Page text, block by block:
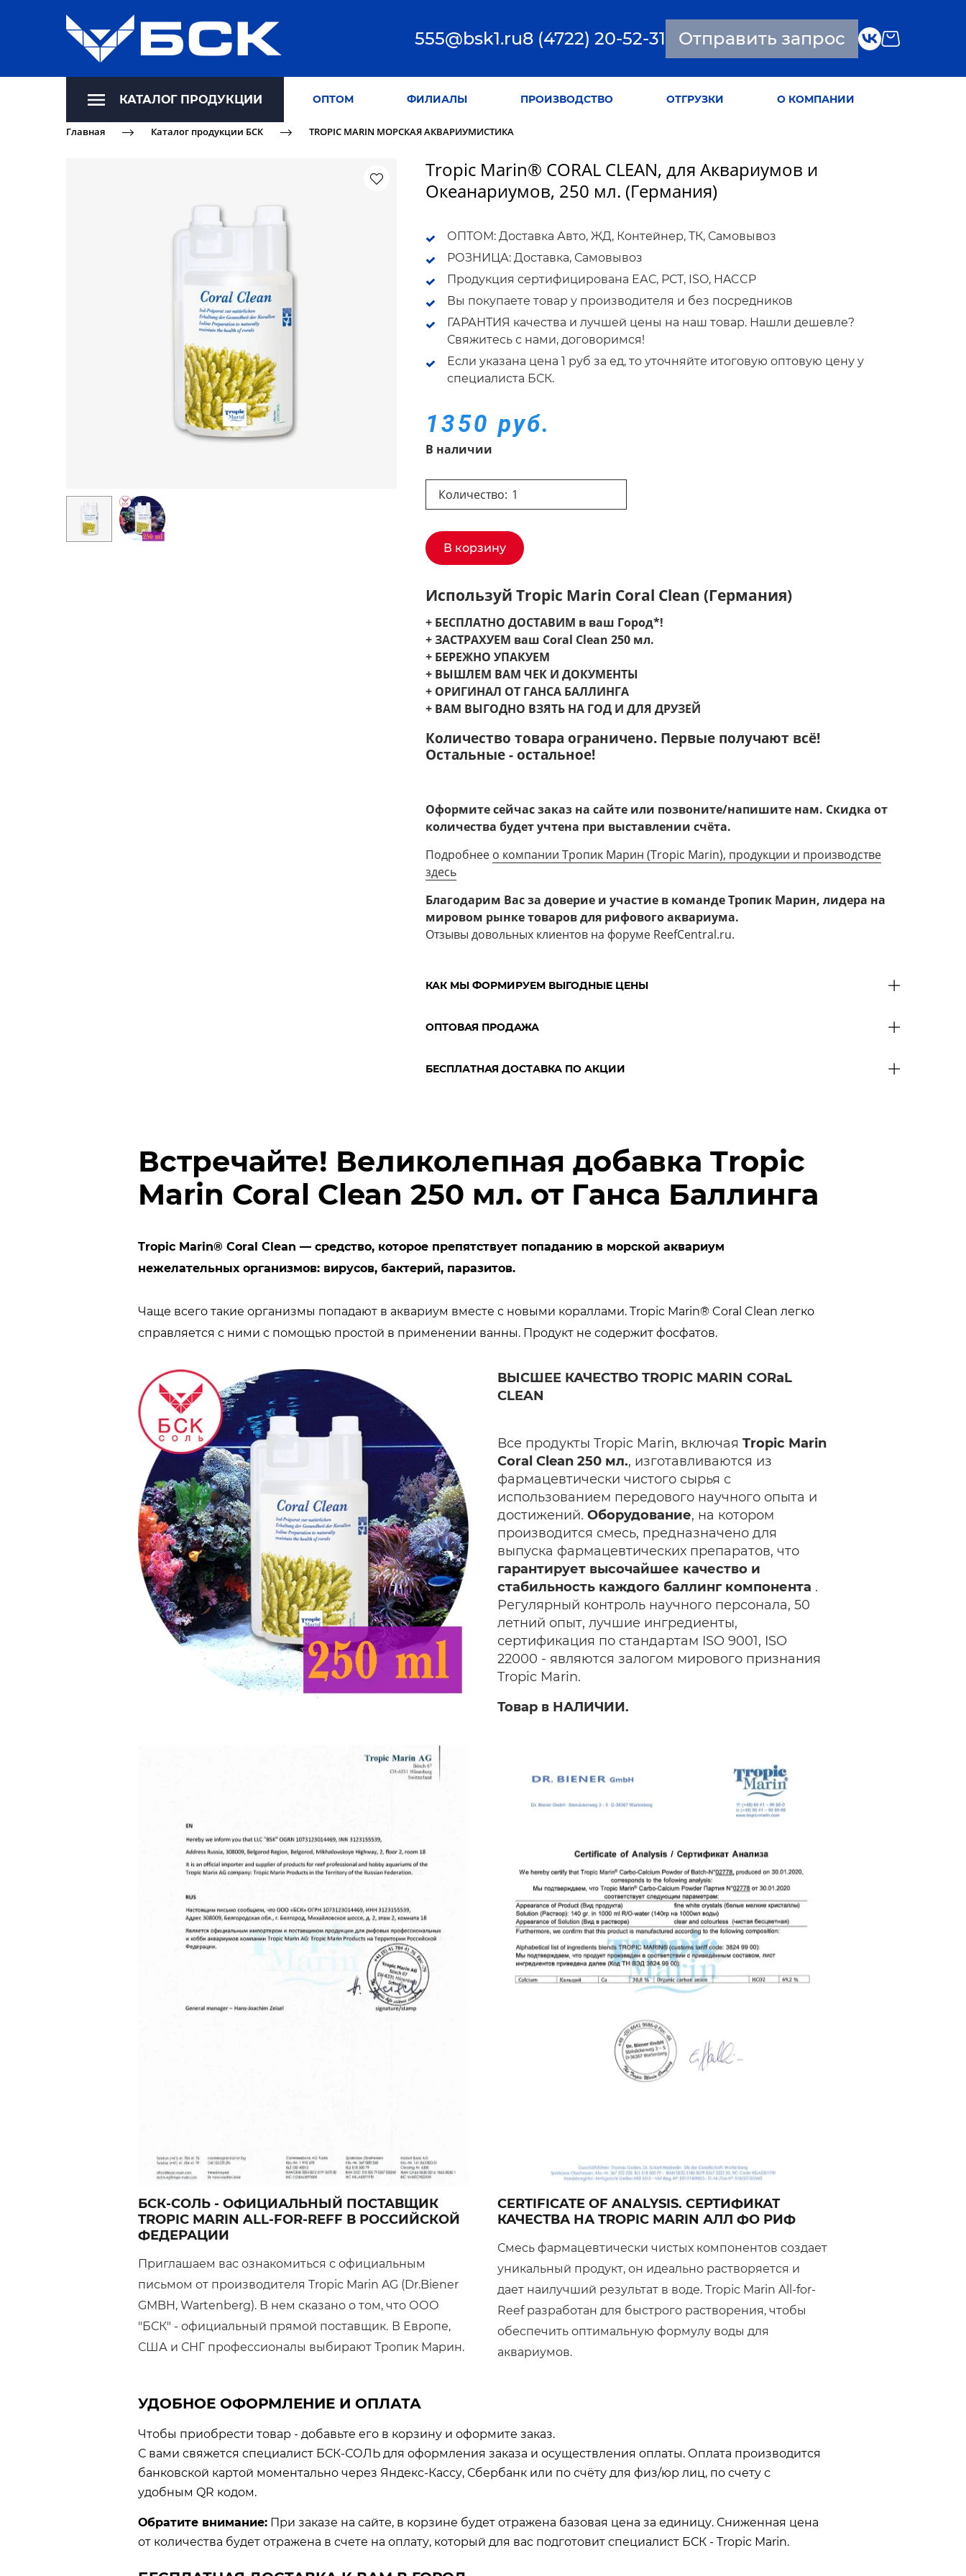
555@bsk1.ru8 (4722) 20-52-31 Отправить запрос
КАТАЛОГ ПРОДУКЦИИ ОПТОМ ФИЛИАЛЫ ПРОИЗВОДСТВО ОТГРУЗКИ О КОМПАНИИ
Главная Каталог продукции БСК TROPIC MARIN МОРСКАЯ АКВАРИУМИСТИКА
Tropic Marin® CORAL CLEAN, для Аквариумов и
Океанариумов, 250 мл. (Германия)
ОПТОМ: Доставка Авто, ЖД, Контейнер, ТК, Самовывоз
РОЗНИЦА: Доставка, Самовывоз
Продукция сертифицирована ЕАС, РСТ, ISO, HACCP
Вы покупаете товар у производителя и без посредников
ГАРАНТИЯ качества и лучшей цены на наш товар. Нашли дешевле?
Свяжитесь с нами, договоримся!
Если указана цена 1 руб за ед, то уточняйте итоговую оптовую цену у
специалиста БСК.
1350 руб.
В наличии
Количество:
В корзину
Используй Tropic Marin Coral Clean (Германия)
+ БЕСПЛАТНО ДОСТАВИМ в ваш Город*!
+ ЗАСТРАХУЕМ ваш Coral Clean 250 мл.
+ БЕРЕЖНО УПАКУЕМ
+ ВЫШЛЕМ ВАМ ЧЕК И ДОКУМЕНТЫ
+ ОРИГИНАЛ ОТ ГАНСА БАЛЛИНГА
+ ВАМ ВЫГОДНО ВЗЯТЬ НА ГОД И ДЛЯ ДРУЗЕЙ
Количество товара ограничено. Первые получают всё!
Остальные - остальное!
Оформите сейчас заказ на сайте или позвоните/напишите нам. Скидка от
количества будет учтена при выставлении счёта.
Подробнее о компании Тропик Марин (Tropic Marin), продукции и производстве
здесь
Благодарим Вас за доверие и участие в команде Тропик Марин, лидера на
мировом рынке товаров для рифового аквариума.
Отзывы довольных клиентов на форуме ReefCentral.ru.
КАК МЫ ФОРМИРУЕМ ВЫГОДНЫЕ ЦЕНЫ
ОПТОВАЯ ПРОДАЖА
БЕСПЛАТНАЯ ДОСТАВКА ПО АКЦИИ
Встречайте! Великолепная добавка Tropic
Marin Coral Clean 250 мл. от Ганса Баллинга
Tropic Marin® Coral Clean — средство, которое препятствует попаданию в морской аквариум
нежелательных организмов: вирусов, бактерий, паразитов.
Чаще всего такие организмы попадают в аквариум вместе с новыми кораллами. Tropic Marin® Coral Clean легко
справляется с ними с помощью простой в применении ванны. Продукт не содержит фосфатов.
ВЫСШЕЕ КАЧЕСТВО TROPIC MARIN CORaL
CLEAN
Все продукты Tropic Marin, включая Tropic Marin
Coral Clean 250 мл., изготавливаются из
фармацевтически чистого сырья с
использованием передового научного опыта и
достижений. Оборудование, на котором
производится смесь, предназначено для
выпуска фармацевтических препаратов, что
гарантирует высочайшее качество и
стабильность каждого баллинг компонента .
Регулярный контроль научного персонала, 50
летний опыт, лучшие ингредиенты,
сертификация по стандартам ISO 9001, ISO
22000 - являются залогом мирового признания
Tropic Marin.
Товар в НАЛИЧИИ.
БСК-СОЛЬ - ОФИЦИАЛЬНЫЙ ПОСТАВЩИК
TROPIC MARIN ALL-FOR-REFF В РОССИЙСКОЙ
ФЕДЕРАЦИИ
Приглашаем вас ознакомиться с официальным
письмом от производителя Tropic Marin AG (Dr.Biener
GMBH, Wartenberg). В нем сказано о том, что ООО
"БСК" - официальный прямой поставщик. В Европе,
США и СНГ профессионалы выбирают Тропик Марин.
CERTIFICATE OF ANALYSIS. СЕРТИФИКАТ
КАЧЕСТВА НА TROPIC MARIN АЛЛ ФО РИФ
Смесь фармацевтически чистых компонентов создает
уникальный продукт, он идеально растворяется и
дает наилучший результат в воде. Tropic Marin All-for-
Reef разработан для быстрого растворения, чтобы
обеспечить оптимальную формулу воды для
аквариумов.
УДОБНОЕ ОФОРМЛЕНИЕ И ОПЛАТА
Чтобы приобрести товар - добавьте его в корзину и оформите заказ.
С вами свяжется специалист БСК-СОЛЬ для оформления заказа и осуществления оплаты. Оплата производится
банковской картой моментально через Яндекс-Кассу, Сбербанк или по счёту для физ/юр лиц, по счету с
удобным QR кодом.
Обратите внимание: При заказе на сайте, в корзине будет отражена базовая цена за единицу. Сниженная цена
от количества будет отражена в счете на оплату, который для вас подготовит специалист БСК - Tropic Marin.